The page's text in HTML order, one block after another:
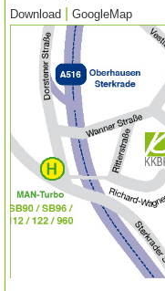
Download GoogleMap